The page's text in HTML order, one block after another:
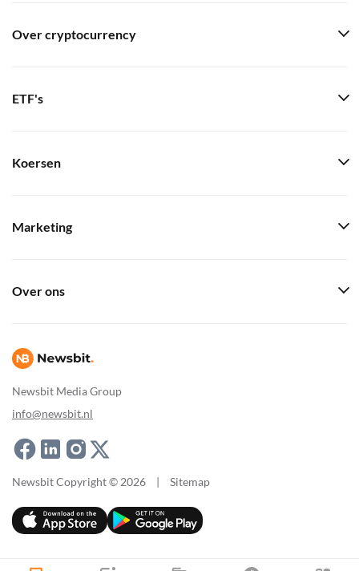
Newsbit Media Group
info@newsbit.nl
Over cryptocurrency
ETF's
Koersen
Marketing
Over ons
Newsbit Copyright © 2026 | Sitemap